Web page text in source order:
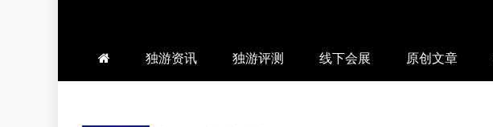
羽风手帐姬
独游资讯 独游评测 线下会展 原创文章